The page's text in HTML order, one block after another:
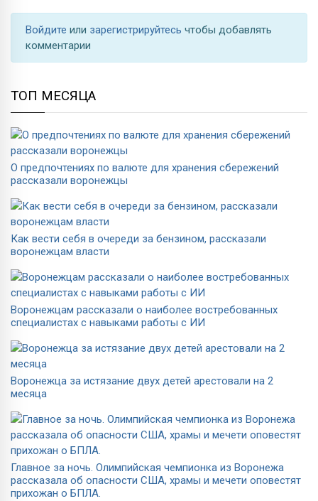
Войдите или зарегистрируйтесь чтобы добавлять
комментарии
ТОП МЕСЯЦА
О предпочтениях по валюте для хранения сбережений
рассказали воронежцы
Как вести себя в очереди за бензином, рассказали
воронежцам власти
Воронежцам рассказали о наиболее востребованных
специалистах с навыками работы с ИИ
Воронежца за истязание двух детей арестовали на 2
месяца
Главное за ночь. Олимпийская чемпионка из Воронежа
рассказала об опасности США, храмы и мечети оповестят
прихожан о БПЛА.